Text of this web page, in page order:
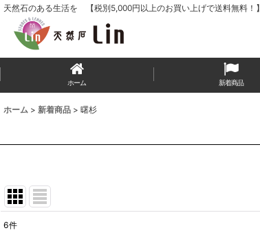
天然石のある生活を 【税別5,000円以上のお買い上げで送料無料！】
ホーム 新着商品
ホーム > 新着商品 > 曙杉
6件